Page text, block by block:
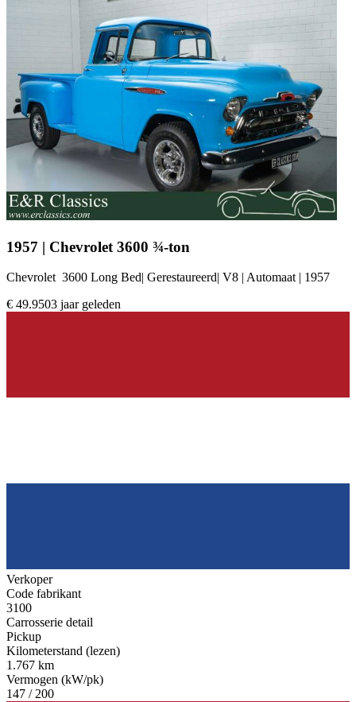
1957 | Chevrolet 3600 ¾-ton
Chevrolet 3600 Long Bed| Gerestaureerd| V8 | Automaat | 1957
€ 49.9503 jaar geleden
Verkoper
Code fabrikant
3100
Carrosserie detail
Pickup
Kilometerstand (lezen)
1.767 km
Vermogen (kW/pk)
147 / 200